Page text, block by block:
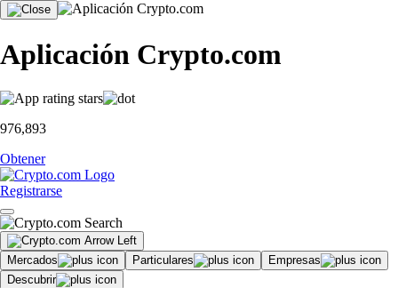
Aplicación Crypto.com
976,893
Obtener
Registrarse
Mercados Particulares
Empresas
Descubrir